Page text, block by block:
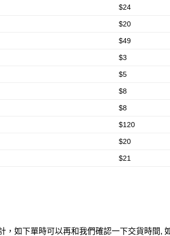
$24
$20
$49
$3
$5
$8
$8
$120
$20
$21
如下單時可以再和我們確認一下交貨時間,